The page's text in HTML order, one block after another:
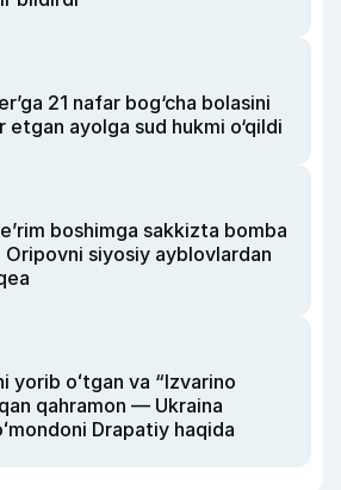
21 nafar bog‘cha bolasini
etgan ayolga sud hukmi o‘qildi
boshimga sakkizta bomba
Oripovni siyosiy ayblovlardan
yorib oʻtgan va “Izvarino
qahramon — Ukraina
Drapatiy haqida